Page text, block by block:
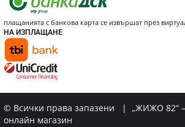
плащанията с банкова карта се извършат през
НА ИЗПЛАЩАНЕ
© Всички права запазени | „ЖИЖО 82“ –
онлайн магазин